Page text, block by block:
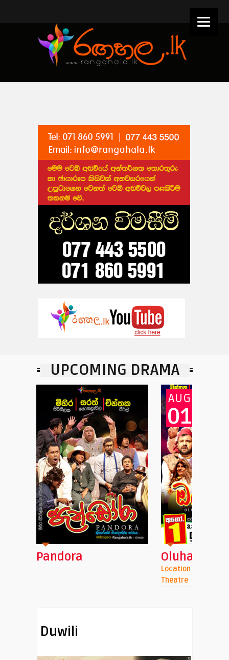
UPCOMING DRAMA
Pandora
AUG
01
Oluhaluwo
Location : Namel
Theatre
Duwili